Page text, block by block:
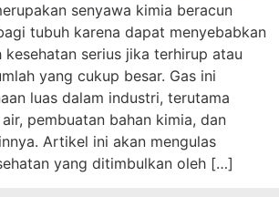
senyawa kimia beracun
tubuh karena dapat menyebabkan
kesehatan serius jika terhirup atau
yang cukup besar. Gas ini
luas dalam industri, terutama
pembuatan bahan kimia, dan
Artikel ini akan mengulas
yang ditimbulkan oleh […]